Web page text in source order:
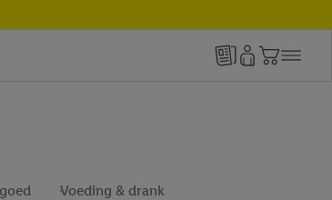
Voeding & drank